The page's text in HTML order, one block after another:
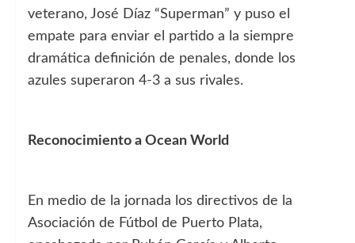
veterano, José Díaz “Superman” y puso el
empate para enviar el partido a la siempre
dramática definición de penales, donde los
azules superaron 4-3 a sus rivales.
Reconocimiento a Ocean World
En medio de la jornada los directivos de la
Asociación de Fútbol de Puerto Plata,